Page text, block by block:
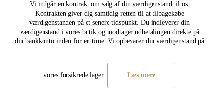
Vi indgår en kontrakt om salg af din værdigenstand til os.
Kontrakten giver dig samtidig retten til at tilbagekøbe
værdigenstanden på et senere tidspunkt. Du indleverer din
værdigenstand i vores butik og modtager udbetalingen direkte på
din bankkonto inden for en time. Vi opbevarer din værdigenstand på
vores forsikrede lager. Læs mere